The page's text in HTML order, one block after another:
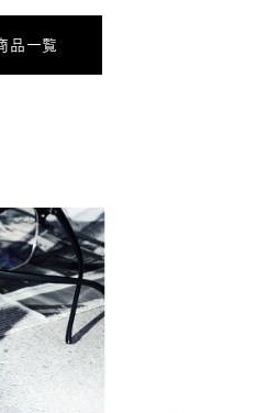
品一覧